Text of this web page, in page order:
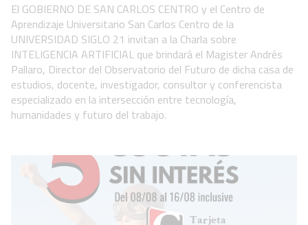
El GOBIERNO DE SAN CARLOS CENTRO y el Centro de
Aprendizaje Universitario San Carlos Centro de la
UNIVERSIDAD SIGLO 21 invitan a la Charla sobre
INTELIGENCIA ARTIFICIAL que brindará el Magister Andrés
Pallaro, Director del Observatorio del Futuro de dicha casa de
estudios, docente, investigador, consultor y conferencista
especializado en la intersección entre tecnología,
humanidades y futuro del trabajo.